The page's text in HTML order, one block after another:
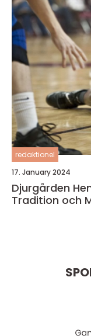
redaktionel
17. January 2024
Djurgården
Tradition och